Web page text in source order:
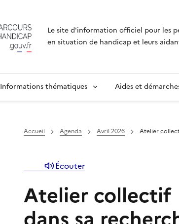
Le site d'information officiel pour les
en situation de handicap et leurs
Informations thématiques Aides et
Accueil Agenda Avril 2026 Atelier
Écouter
Atelier collectif